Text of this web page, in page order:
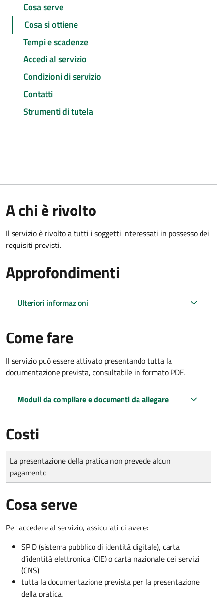
Cosa serve
Cosa si ottiene
Tempi e scadenze
Accedi al servizio
Condizioni di servizio
Contatti
Strumenti di tutela
A chi è rivolto
Il servizio è rivolto a tutti i soggetti interessati in possesso dei
requisiti previsti.
Approfondimenti
Ulteriori informazioni
Come fare
Il servizio può essere attivato presentando tutta la
documentazione prevista, consultabile in formato PDF.
Moduli da compilare e documenti da allegare
Costi
Tipo di pagamento
Importo
La presentazione della pratica non prevede alcun
pagamento
Cosa serve
Per accedere al servizio, assicurati di avere:
SPID (sistema pubblico di identità digitale), carta
d’identità elettronica (CIE) o carta nazionale dei servizi
(CNS)
tutta la documentazione prevista per la presentazione
della pratica.